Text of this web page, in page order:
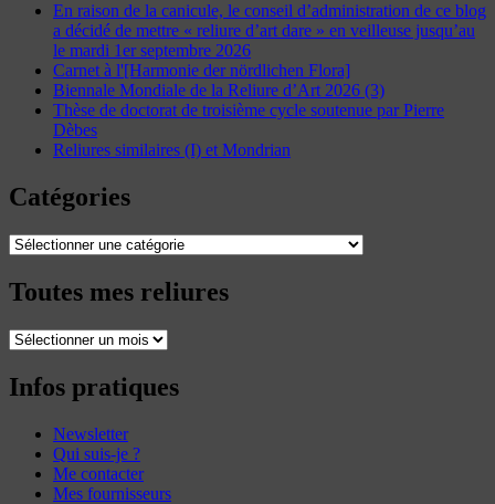
En raison de la canicule, le conseil d’administration de ce blog
a décidé de mettre « reliure d’art dare » en veilleuse jusqu’au
le mardi 1er septembre 2026
Carnet à l'[Harmonie der nördlichen Flora]
Biennale Mondiale de la Reliure d’Art 2026 (3)
Thèse de doctorat de troisième cycle soutenue par Pierre
Dèbes
Reliures similaires (I) et Mondrian
Catégories
Catégories
Toutes mes reliures
Toutes
reliures
Infos pratiques
Newsletter
Qui suis-je ?
Me contacter
Mes fournisseurs